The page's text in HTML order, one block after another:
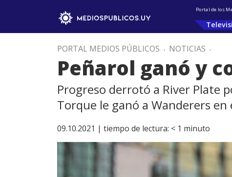
Portal de los
PORTAL MEDIOS PÚBLICOS . NOTICIAS .
Peñarol ganó y
Progreso derrotó a River Plate
Torque le ganó a Wanderers en
09.10.2021 | tiempo de lectura: < 1 minuto